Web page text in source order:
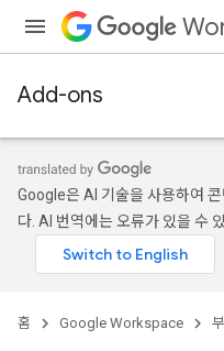
Add-ons
Google은 AI 기술을 사용하여
다. AI 번역에는 오류가 있을 수
홈 Google Workspace